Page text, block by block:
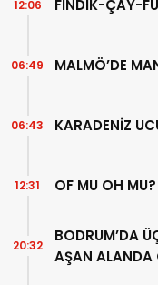
FINDIK-ÇAY-
12:06
MALMÖ’DE
06:49
KARADENİZ
06:43
OF MU OH MU?
12:31
BODRUM’DA
AŞAN ALANDA
20:32